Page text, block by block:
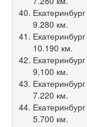
9.280 км.
10.190 км.
9.100 км.
7.220 км.
5.700 км.